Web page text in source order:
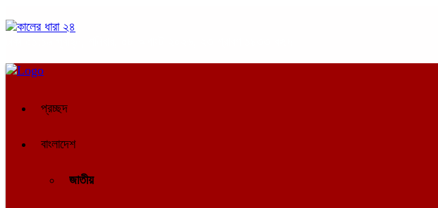
প্রচ্ছদ
বাংলাদেশ
জাতীয়